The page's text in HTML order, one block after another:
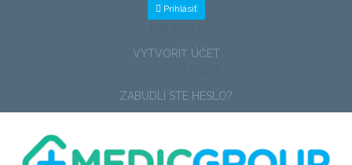
Prihlásiť
VYTVORIŤ ÚČET
ZABUDLI STE HESLO?